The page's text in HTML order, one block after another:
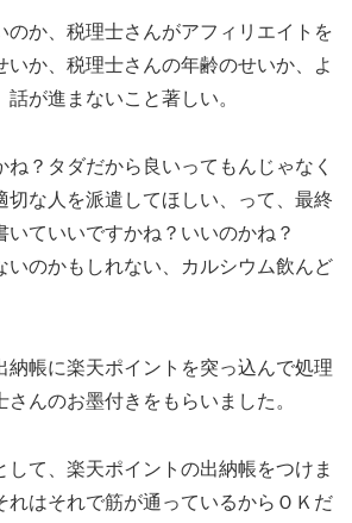
のか、税理士さんがアフィリエイトを
いか、税理士さんの年齢のせいか、よ
話が進まないこと著しい。
？タダだから良いってもんじゃなく
切な人を派遣してほしい、って、最終
いていいですかね？いいのかね？
いのかもしれない、カルシウム飲んど
納帳に楽天ポイントを突っ込んで処理
んのお墨付きをもらいました。
して、楽天ポイントの出納帳をつけま
れはそれで筋が通っているからＯＫだ